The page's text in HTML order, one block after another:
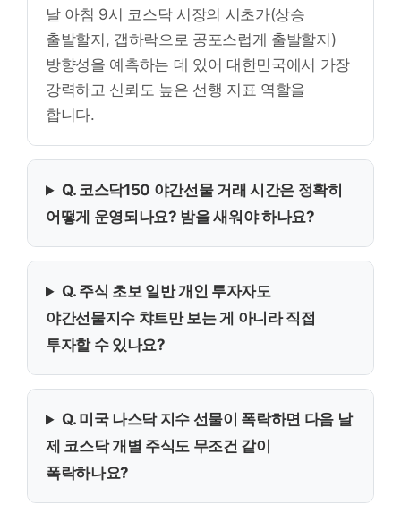
날 아침 9시 코스닥 시장의 시초가(상승
출발할지, 갭하락으로 공포스럽게 출발할지)
방향성을 예측하는 데 있어 대한민국에서 가장
강력하고 신뢰도 높은 선행 지표 역할을
합니다.
Q. 코스닥150 야간선물 거래 시간은 정확히
어떻게 운영되나요? 밤을 새워야 하나요?
Q. 주식 초보 일반 개인 투자자도
야간선물지수 챠트만 보는 게 아니라 직접
투자할 수 있나요?
Q. 미국 나스닥 지수 선물이 폭락하면 다음 날
제 코스닥 개별 주식도 무조건 같이
폭락하나요?